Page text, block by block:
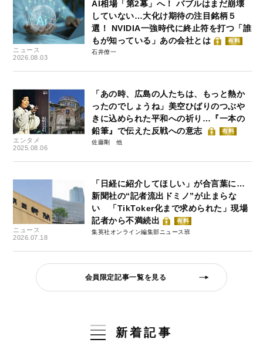
ニュース
2026.08.03
AI相場「第2幕」へ！ バブルはまだ崩壊
していない…大化け期待の注目銘柄５
選！ NVIDIA一強時代に終止符を打つ「誰
もが知っている」あの会社とは
有料
石井僚一
エンタメ
2025.08.06
「あの時、広島の人たちは、もっと熱か
ったのでしょうね」美空ひばりのつぶや
きに込められた平和への祈り…『一本の
鉛筆』で伝えた反戦への意志
有料
佐藤剛
ニュース
2026.07.18
「日経に紹介してほしい」が合言葉に…
新聞社の“記者流出ドミノ”が止まらな
い 「TikToker化まで求められた」現場
記者から不満続出
有料
集英社オンライン編集部ニュース班
会員限定記事一覧を見る
新着記事